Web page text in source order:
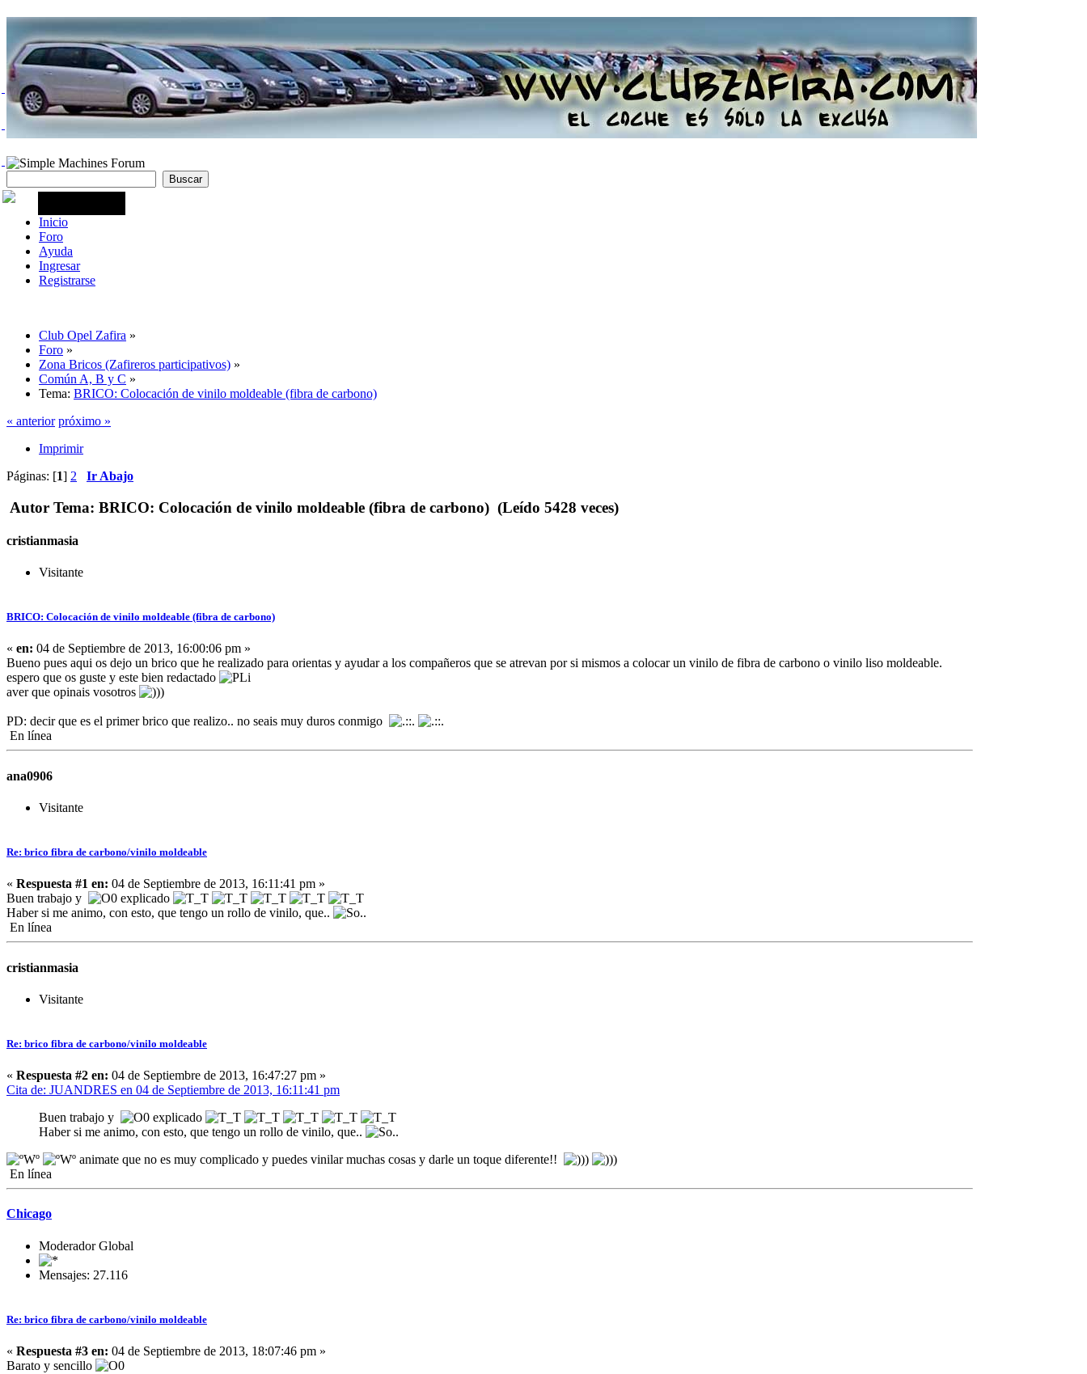
Inicio
Foro
Ayuda
Ingresar
Registrarse
Club Opel Zafira »
Foro »
Zona Bricos (Zafireros participativos) »
Común A, B y C »
Tema: BRICO: Colocación de vinilo moldeable (fibra de carbono)
« anterior próximo »
Imprimir
Páginas: [1] 2 Ir Abajo
Autor Tema: BRICO: Colocación de vinilo moldeable (fibra de carbono) (Leído 5428 veces)
cristianmasia
Visitante
BRICO: Colocación de vinilo moldeable (fibra de carbono)
« en: 04 de Septiembre de 2013, 16:00:06 pm »
Bueno pues aqui os dejo un brico que he realizado para orientas y ayudar a los compañeros que se atrevan por si mismos a colocar un vinilo de fibra de carbono o vinilo liso moldeable.
espero que os guste y este bien redactado
aver que opinais vosotros
PD: decir que es el primer brico que realizo.. no seais muy duros conmigo
En línea
ana0906
Visitante
Re: brico fibra de carbono/vinilo moldeable
« Respuesta #1 en: 04 de Septiembre de 2013, 16:11:41 pm »
Buen trabajo y
explicado
Haber si me animo, con esto, que tengo un rollo de vinilo, que..
En línea
cristianmasia
Visitante
Re: brico fibra de carbono/vinilo moldeable
« Respuesta #2 en: 04 de Septiembre de 2013, 16:47:27 pm »
Cita de: JUANDRES en 04 de Septiembre de 2013, 16:11:41 pm
Buen trabajo y
explicado
Haber si me animo, con esto, que tengo un rollo de vinilo, que..
animate que no es muy complicado y puedes vinilar muchas cosas y darle un toque diferente!!
En línea
Chicago
Moderador Global
Mensajes: 27.116
Re: brico fibra de carbono/vinilo moldeable
« Respuesta #3 en: 04 de Septiembre de 2013, 18:07:46 pm »
Barato y sencillo